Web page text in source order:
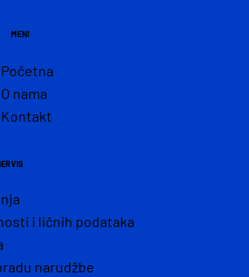
MENI
Početna
O nama
Kontakt
i ličnih podataka
narudžbe